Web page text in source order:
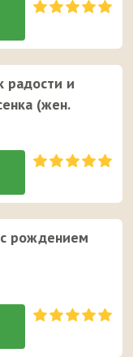
радости и
(жен.
рождением